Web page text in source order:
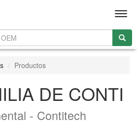
Productos
DE CONTI
- Contitech